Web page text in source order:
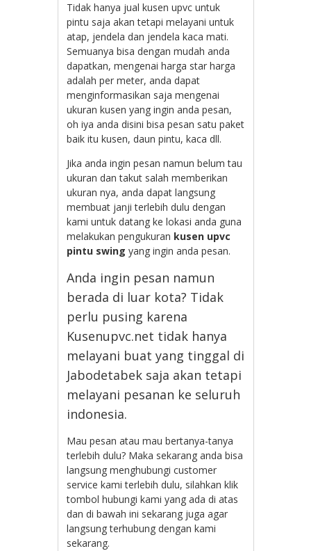
Tidak hanya jual kusen upvc untuk
pintu saja akan tetapi melayani untuk
atap, jendela dan jendela kaca mati.
Semuanya bisa dengan mudah anda
dapatkan, mengenai harga star harga
adalah per meter, anda dapat
menginformasikan saja mengenai
ukuran kusen yang ingin anda pesan,
oh iya anda disini bisa pesan satu paket
baik itu kusen, daun pintu, kaca dll.
Jika anda ingin pesan namun belum tau
ukuran dan takut salah memberikan
ukuran nya, anda dapat langsung
membuat janji terlebih dulu dengan
kami untuk datang ke lokasi anda guna
melakukan pengukuran kusen upvc
pintu swingyang ingin anda pesan.
Anda ingin pesan namun
berada di luar kota? Tidak
perlu pusing karena
Kusenupvc.net tidak hanya
melayani buat yang tinggal di
Jabodetabek saja akan tetapi
melayani pesanan ke seluruh
indonesia.
Mau pesan atau mau bertanya-tanya
terlebih dulu? Maka sekarang anda bisa
langsung menghubungi customer
service kami terlebih dulu, silahkan klik
tombol hubungi kami yang ada di atas
dan di bawah ini sekarang juga agar
langsung terhubung dengan kami
sekarang.